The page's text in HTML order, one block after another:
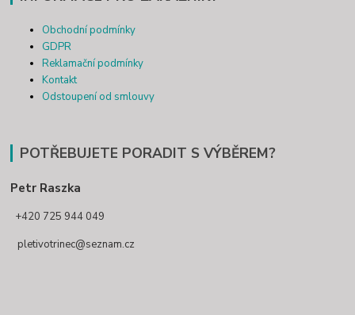
Obchodní podmínky
GDPR
Reklamační podmínky
Kontakt
Odstoupení od smlouvy
POTŘEBUJETE PORADIT S VÝBĚREM?
Petr Raszka
+420 725 944 049
pletivotrinec@seznam.cz